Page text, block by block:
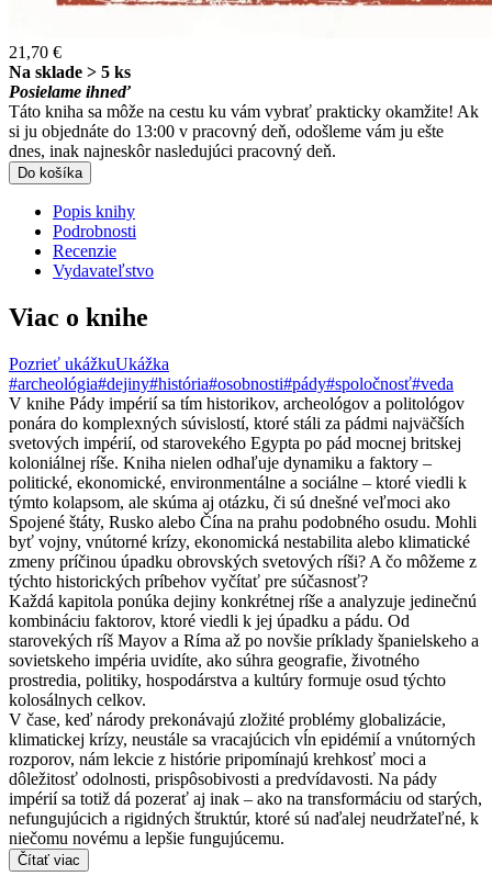
21,70 €
Na sklade > 5 ks
Posielame ihneď
Táto kniha sa môže na cestu ku vám vybrať prakticky okamžite! Ak
si ju objednáte do 13:00 v pracovný deň, odošleme vám ju ešte
dnes, inak najneskôr nasledujúci pracovný deň.
Do košíka
Popis knihy
Podrobnosti
Recenzie
Vydavateľstvo
Viac o knihe
Pozrieť ukážkuUkážka
#archeológia#dejiny#história#osobnosti#pády#spoločnosť#veda
V knihe Pády impérií sa tím historikov, archeológov a politológov
ponára do komplexných súvislostí, ktoré stáli za pádmi najväčších
svetových impérií, od starovekého Egypta po pád mocnej britskej
koloniálnej ríše. Kniha nielen odhaľuje dynamiku a faktory –
politické, ekonomické, environmentálne a sociálne – ktoré viedli k
týmto kolapsom, ale skúma aj otázku, či sú dnešné veľmoci ako
Spojené štáty, Rusko alebo Čína na prahu podobného osudu. Mohli
byť vojny, vnútorné krízy, ekonomická nestabilita alebo klimatické
zmeny príčinou úpadku obrovských svetových ríši? A čo môžeme z
týchto historických príbehov vyčítať pre súčasnosť?
Každá kapitola ponúka dejiny konkrétnej ríše a analyzuje jedinečnú
kombináciu faktorov, ktoré viedli k jej úpadku a pádu. Od
starovekých ríš Mayov a Ríma až po novšie príklady španielskeho a
sovietskeho impéria uvidíte, ako súhra geografie, životného
prostredia, politiky, hospodárstva a kultúry formuje osud týchto
kolosálnych celkov.
V čase, keď národy prekonávajú zložité problémy globalizácie,
klimatickej krízy, neustále sa vracajúcich vĺn epidémií a vnútorných
rozporov, nám lekcie z histórie pripomínajú krehkosť moci a
dôležitosť odolnosti, prispôsobivosti a predvídavosti. Na pády
impérií sa totiž dá pozerať aj inak – ako na transformáciu od starých,
nefungujúcich a rigidných štruktúr, ktoré sú naďalej neudržateľné, k
niečomu novému a lepšie fungujúcemu.
Čítať viac